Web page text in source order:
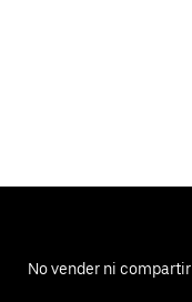
No vender ni